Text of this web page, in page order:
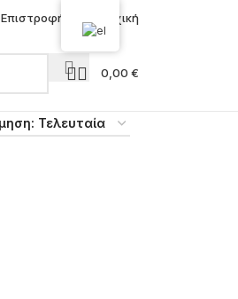
Επιστροφή στην Αρχική
0,00 €